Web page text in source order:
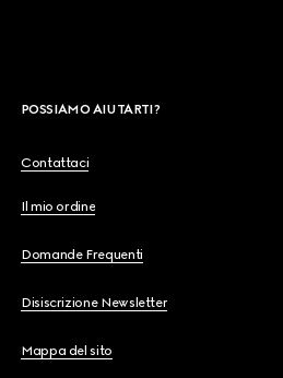
POSSIAMO AIUTARTI?
Contattaci
Il mio ordine
Domande Frequenti
Disiscrizione Newsletter
Mappa del sito